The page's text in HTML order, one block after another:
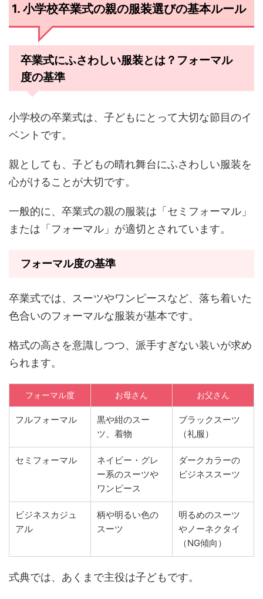
1. 小学校卒業式の親の服装選びの基本ルール
卒業式にふさわしい服装とは？フォーマル
度の基準
小学校の卒業式は、子どもにとって大切な節目のイ
ベントです。
親としても、子どもの晴れ舞台にふさわしい服装を
心がけることが大切です。
一般的に、卒業式の親の服装は「セミフォーマル」
または「フォーマル」が適切とされています。
フォーマル度の基準
卒業式では、スーツやワンピースなど、落ち着いた
色合いのフォーマルな服装が基本です。
格式の高さを意識しつつ、派手すぎない装いが求め
られます。
フォーマル度 お母さん お父さん
フルフォーマル
黒や紺のスー
ツ、着物
ブラックスーツ
（礼服）
セミフォーマル
ネイビー・グレ
ー系のスーツや
ワンピース
ダークカラーの
ビジネススーツ
ビジネスカジュ
アル
柄や明るい色の
スーツ
明るめのスーツ
やノーネクタイ
（NG傾向）
式典では、あくまで主役は子どもです。